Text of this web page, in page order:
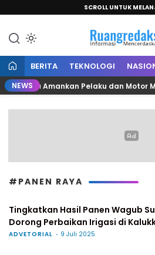
SCROLL UNTUK
Ruang
Informasi
BERITA TEKNOLOGI
NEWSAmankan Pelaku dan Motor
#PANEN RAYA
Tingkatkan Hasil Panen Wagub
Dorong Perbaikan Irigasi di
ADVETORIAL 9 Juli 2025